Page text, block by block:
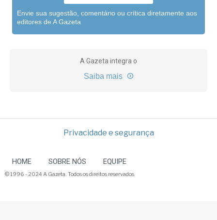
Envie sua sugestão, comentário ou crítica diretamente aos
editores de A Gazeta
A Gazeta integra o
Saiba mais
Privacidade e segurança
HOME SOBRE NÓS EQUIPE
© 1996 - 2024 A Gazeta. Todos os direitos reservados